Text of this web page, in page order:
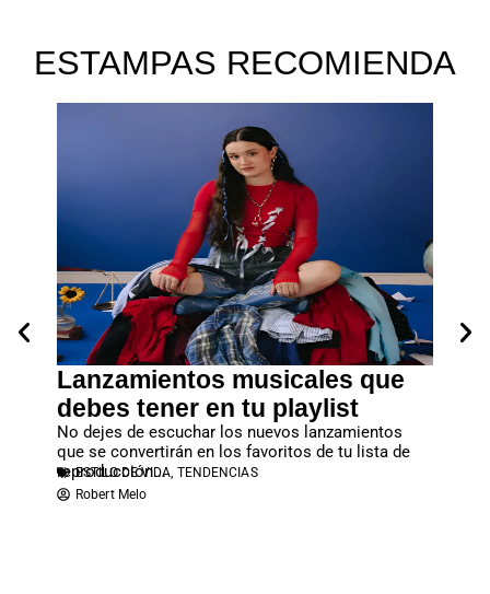
ESTAMPAS RECOMIENDA
Lanzamientos musicales que
debes tener en tu playlist
No dejes de escuchar los nuevos lanzamientos
que se convertirán en los favoritos de tu lista de
reproducción...
ESTILO DE VIDA, TENDENCIAS
Robert Melo